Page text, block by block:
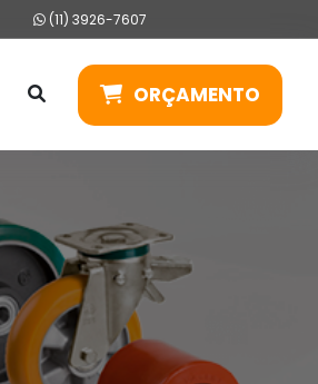
(11) 3926-7607
ORÇAMENTO